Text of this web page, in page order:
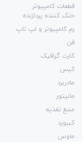
قطعات کامپیوتر
خنک کننده پردازنده
رم کامپیوتر و لپ تاپ
فن
کارت گرافیک
کیس
مادربرد
مانیتور
منبع تغذیه
کیبورد
ماوس